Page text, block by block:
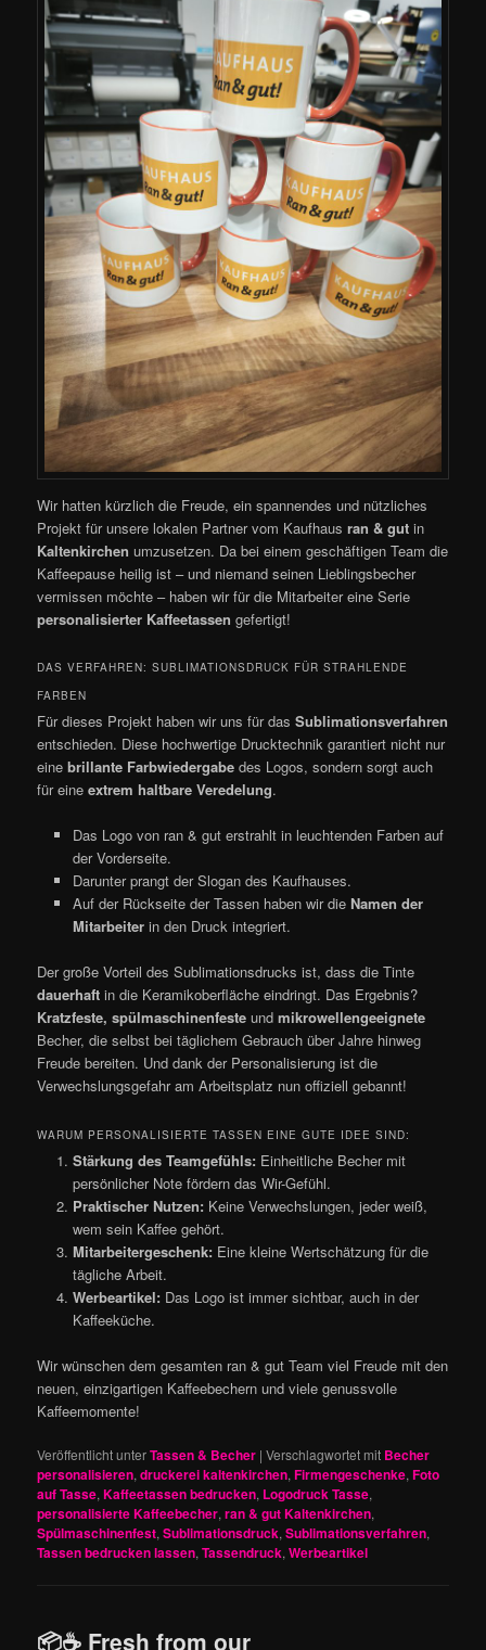
Wir hatten kürzlich die Freude, ein spannendes und nützliches
Projekt für unsere lokalen Partner vom Kaufhausran & gut in
Kaltenkirchen umzusetzen. Da bei einem geschäftigen Team die
Kaffeepause heilig ist – und niemand seinen Lieblingsbecher
vermissen möchte – haben wir für die Mitarbeiter eine Serie
personalisierter Kaffeetassen gefertigt!
DAS VERFAHREN: SUBLIMATIONSDRUCK FÜR STRAHLENDE
FARBEN
Für dieses Projekt haben wir uns für dasSublimationsverfahren
entschieden. Diese hochwertige Drucktechnik garantiert nicht nur
einebrillante Farbwiedergabe des Logos, sondern sorgt auch
für eineextrem haltbare Veredelung.
Das Logo von ran & gut erstrahlt in leuchtenden Farben auf
der Vorderseite.
Darunter prangt der Slogan des Kaufhauses.
Auf der Rückseite der Tassen haben wir die Namen der
Mitarbeiterin den Druck integriert.
Der große Vorteil des Sublimationsdrucks ist, dass die Tinte
dauerhaft in die Keramikoberfläche eindringt. Das Ergebnis?
Kratzfeste, spülmaschinenfeste undmikrowellengeeignete
Becher, die selbst bei täglichem Gebrauch über Jahre hinweg
Freude bereiten. Und dank der Personalisierung ist die
Verwechslungsgefahr am Arbeitsplatz nun offiziell gebannt!
WARUM PERSONALISIERTE TASSEN EINE GUTE IDEE SIND:
Stärkung des Teamgefühls: Einheitliche Becher mit
persönlicher Note fördern das Wir-Gefühl.
Praktischer Nutzen: Keine Verwechslungen, jeder weiß,
wem sein Kaffee gehört.
Mitarbeitergeschenk: Eine kleine Wertschätzung für die
tägliche Arbeit.
Werbeartikel: Das Logo ist immer sichtbar, auch in der
Kaffeeküche.
Wir wünschen dem gesamten ran & gut Team viel Freude mit den
neuen, einzigartigen Kaffeebechern und viele genussvolle
Kaffeemomente!
Veröffentlicht unterTassen & Becher |Verschlagwortet mit Becher
personalisieren,druckerei kaltenkirchen,Firmengeschenke,Foto
auf Tasse,Kaffeetassen bedrucken, Logodruck Tasse,
personalisierte Kaffeebecher,ran & gut Kaltenkirchen,
Spülmaschinenfest,Sublimationsdruck,Sublimationsverfahren,
Tassen bedrucken lassen,Tassendruck,Werbeartikel
📦☕️ Fresh from our